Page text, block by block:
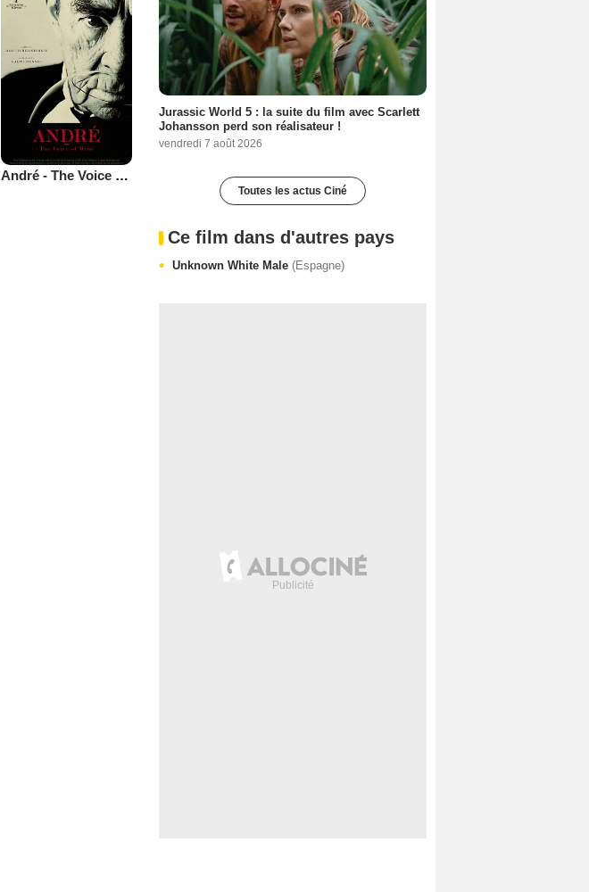
André - The Voice Of Wine
Jurassic World 5 : la suite du film avec Scarlett
Johansson perd son réalisateur !
vendredi 7 août 2026
Toutes les actus Ciné
Ce film dans d'autres pays
Unknown White Male (Espagne)